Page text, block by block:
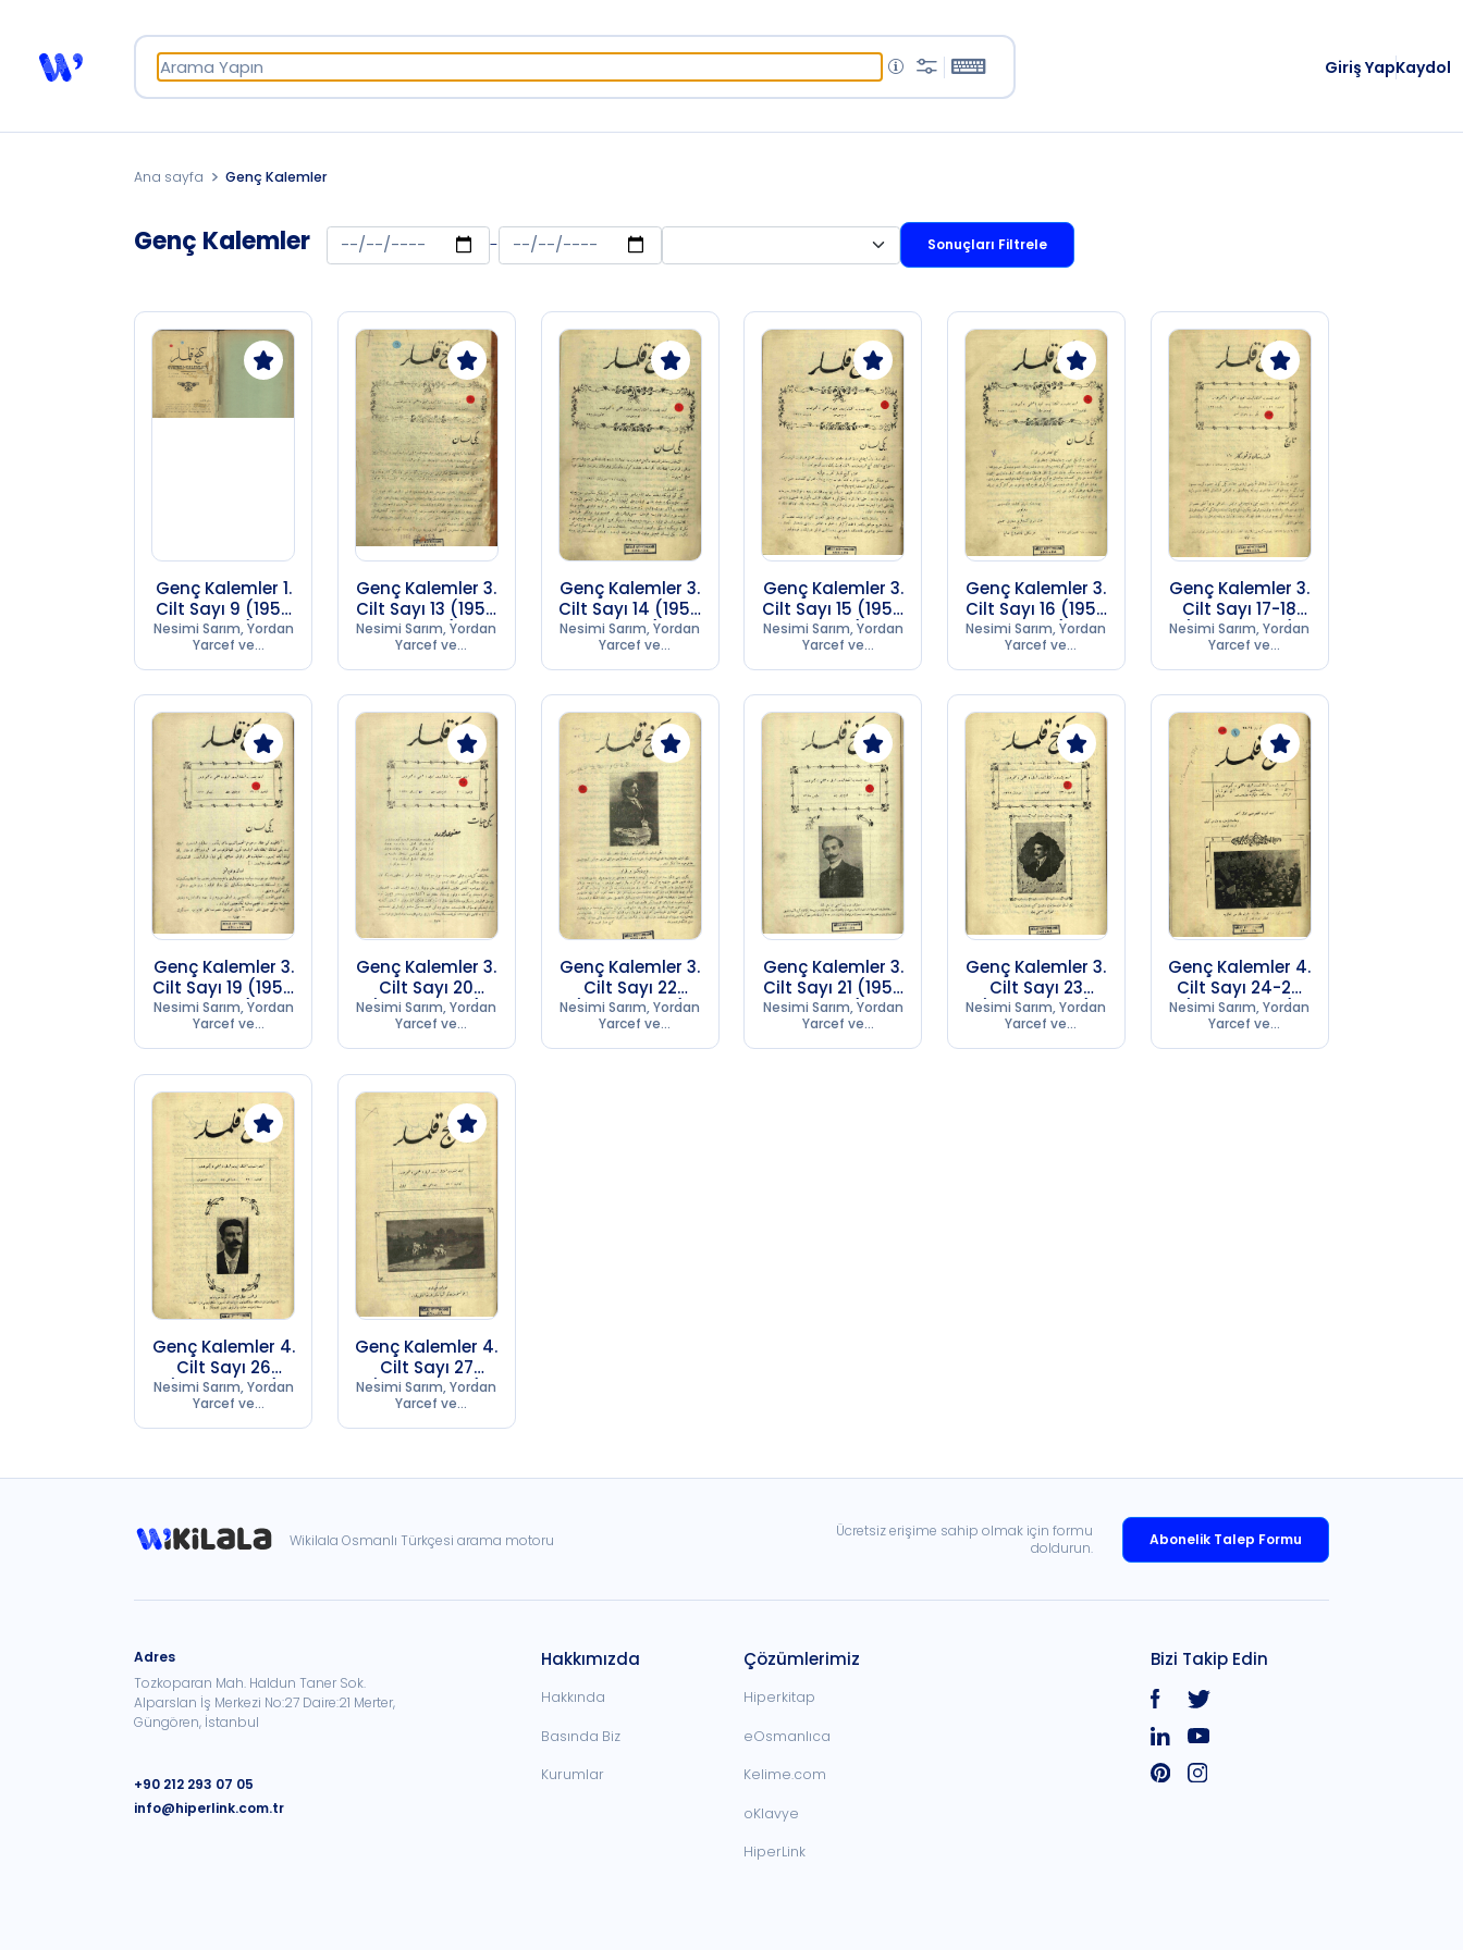
Giriş YapKaydol
Ana sayfa Genç Kalemler
Genç Kalemler - Sonuçları Filtrele
Genç Kalemler 1.
Cilt Sayı 9 (1956
SB 253)
Nesimi Sarım, Yordan
Yarcef ve
Genç Kalemler 3.
Cilt Sayı 13 (1956
SB 253)
Nesimi Sarım, Yordan
Yarcef ve
Genç Kalemler 3.
Cilt Sayı 14 (1956
SB 253)
Nesimi Sarım, Yordan
Yarcef ve
Genç Kalemler 3.
Cilt Sayı 15 (1956
SB 253)
Nesimi Sarım, Yordan
Yarcef ve
Genç Kalemler 3.
Cilt Sayı 16 (1956
SB 253)
Nesimi Sarım, Yordan
Yarcef ve
Genç Kalemler 3.
Cilt Sayı 17-18
(1956 SB 253)
Nesimi Sarım, Yordan
Yarcef ve
Genç Kalemler 3.
Cilt Sayı 19 (1956
SB 253)
Nesimi Sarım, Yordan
Yarcef ve
Genç Kalemler 3.
Cilt Sayı 20
(1956 SB 253)
Nesimi Sarım, Yordan
Yarcef ve
Genç Kalemler 3.
Cilt Sayı 22
(1956 SB 253)
Nesimi Sarım, Yordan
Yarcef ve
Genç Kalemler 3.
Cilt Sayı 21 (1956
SB 253)
Nesimi Sarım, Yordan
Yarcef ve
Genç Kalemler 3.
Cilt Sayı 23
(1956 SB 253)
Nesimi Sarım, Yordan
Yarcef ve
Genç Kalemler 4.
Cilt Sayı 24-25
(1956 SB 253)
Nesimi Sarım, Yordan
Yarcef ve
Genç Kalemler 4.
Cilt Sayı 26
(1956 SB 253)
Nesimi Sarım, Yordan
Yarcef ve
Genç Kalemler 4.
Cilt Sayı 27
(1956 SB 253)
Nesimi Sarım, Yordan
Yarcef ve
Wikilala Osmanlı Türkçesi arama motoru
Ücretsiz erişime sahip olmak için formu
doldurun.
Abonelik Talep Formu
Adres
Tozkoparan Mah. Haldun Taner Sok.
Alparslan İş Merkezi No:27 Daire:21 Merter,
Güngören, İstanbul
+90 212 293 07 05
info@hiperlink.com.tr
Hakkımızda
Hakkında
Basında Biz
Kurumlar
Çözümlerimiz
Hiperkitap
eOsmanlıca
Kelime.com
oKlavye
HiperLink
Bizi Takip Edin